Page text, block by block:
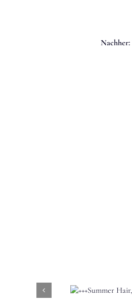
Nachher:
care?